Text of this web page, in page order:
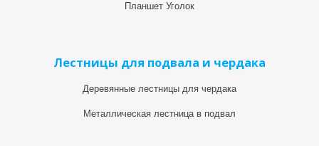
Планшет Уголок
Лестницы для подвала и чердака
Деревянные лестницы для чердака
Металлическая лестница в подвал